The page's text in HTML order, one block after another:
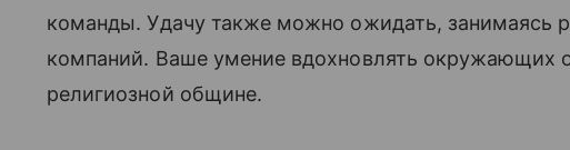
команды. Удачу также можно ожидать, занимаясь
компаний. Ваше умение вдохновлять окружающих
религиозной общине.